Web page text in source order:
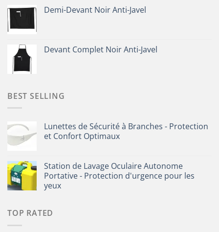
Demi-Devant Noir Anti-Javel
Devant Complet Noir Anti-Javel
BEST SELLING
Lunettes de Sécurité à Branches - Protection
et Confort Optimaux
Station de Lavage Oculaire Autonome
Portative - Protection d'urgence pour les
yeux
TOP RATED